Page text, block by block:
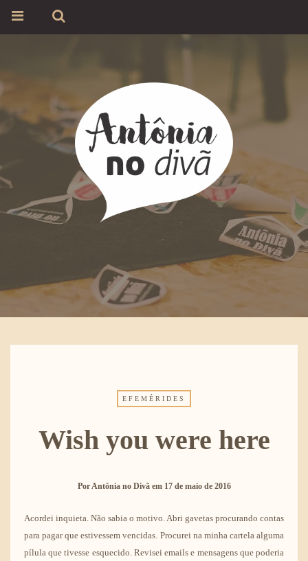
EFEMÉRIDES
Wish you were here
PorAntônia no Divã em 17 de maio de 2016
Acordei inquieta. Não sabia o motivo. Abri gavetas procurando contas
para pagar que estivessem vencidas. Procurei na minha cartela alguma
pílula que tivesse esquecido. Revisei emails e mensagens que poderia